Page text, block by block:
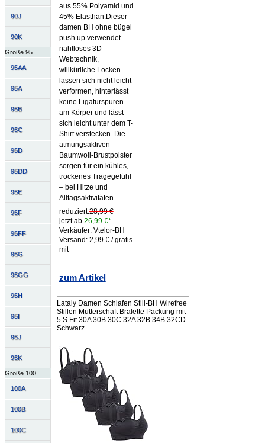
90J
90K
Größe 95
95AA
95A
95B
95C
95D
95DD
95E
95F
95FF
95G
95GG
95H
95I
95J
95K
Größe 100
100A
100B
100C
aus 55% Polyamid und
45% Elasthan.Dieser
damen BH ohne bügel
push up verwendet
nahtloses 3D-
Webtechnik,
willkürliche Locken
lassen sich nicht leicht
verformen, hinterlässt
keine Ligaturspuren
am Körper und lässt
sich leicht unter dem T-
Shirt verstecken. Die
atmungsaktiven
Baumwoll-Brustpolster
sorgen für ein kühles,
trockenes Tragegefühl
– bei Hitze und
Alltagsaktivitäten.
reduziert:28,99 €
jetzt ab 26,99 €*
Verkäufer: Vtelor-BH
Versand: 2,99 € / gratis
mit
zum Artikel
Lataly Damen Schlafen Still-BH Wirefree
Stillen Mutterschaft Bralette Packung mit
5 S Fit 30A 30B 30C 32A 32B 34B 32CD
Schwarz